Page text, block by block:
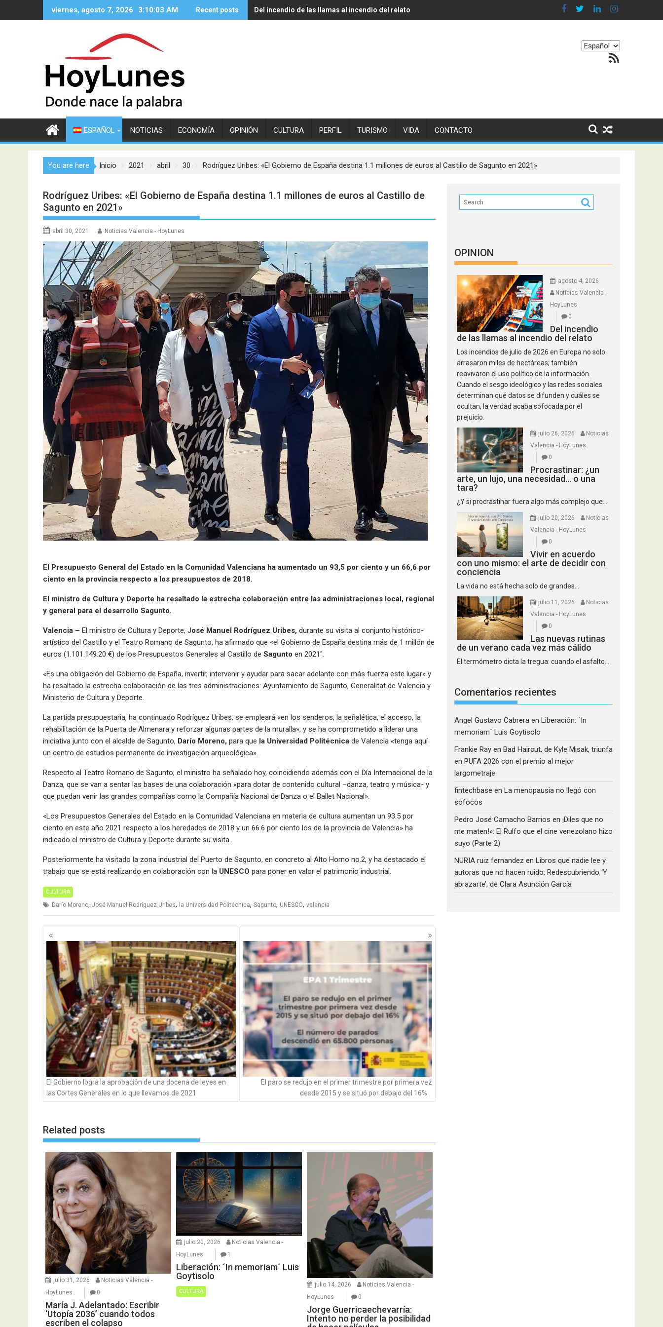
viernes, agosto 7, 2026 3:10:05 AM Recent posts Del incendio de las llamas al incendio del relato
Experto de Vithas explica cómo las olas de calor influyen en nuestro equilibrio emocional
Elegir
Feed RSS
ESPAÑOL NOTICIAS ECONOMÍA OPINIÓN CULTURA PERFIL TURISMO VIDA CONTACTO
You are here Inicio 2021 abril 30 Rodríguez Uribes: «El Gobierno de España destina 1.1 millones de euros al Castillo de Sagunto en 2021»
Rodríguez Uribes: «El Gobierno de España destina 1.1 millones de euros al Castillo de
Sagunto en 2021»
abril 30, 2021 Noticias Valencia - HoyLunes
El Presupuesto General del Estado en la Comunidad Valenciana ha aumentado un 93,5 por ciento y un 66,6 por
ciento en la provincia respecto a los presupuestos de 2018.
El ministro de Cultura y Deporte ha resaltado la estrecha colaboración entre las administraciones local, regional
y general para el desarrollo Sagunto.
Valencia – El ministro de Cultura y Deporte, José Manuel Rodríguez Uribes, durante su visita al conjunto histórico-
artístico del Castillo y el Teatro Romano de Sagunto, ha afirmado que «el Gobierno de España destina más de 1 millón de
euros (1.101.149.20 €) de los Presupuestos Generales al Castillo de Sagunto en 2021″.
«Es una obligación del Gobierno de España, invertir, intervenir y ayudar para sacar adelante con más fuerza este lugar» y
ha resaltado la estrecha colaboración de las tres administraciones: Ayuntamiento de Sagunto, Generalitat de Valencia y
Ministerio de Cultura y Deporte.
La partida presupuestaria, ha continuado Rodríguez Uribes, se empleará «en los senderos, la señalética, el acceso, la
rehabilitación de la Puerta de Almenara y reforzar algunas partes de la muralla», y se ha comprometido a liderar una
iniciativa junto con el alcalde de Sagunto, Darío Moreno, para que la Universidad Politécnica de Valencia «tenga aquí
un centro de estudios permanente de investigación arqueológica».
Respecto al Teatro Romano de Sagunto, el ministro ha señalado hoy, coincidiendo además con el Día Internacional de la
Danza, que se van a sentar las bases de una colaboración «para dotar de contenido cultural –danza, teatro y música- y
que puedan venir las grandes compañías como la Compañía Nacional de Danza o el Ballet Nacional».
«Los Presupuestos Generales del Estado en la Comunidad Valenciana en materia de cultura aumentan un 93.5 por
ciento en este año 2021 respecto a los heredados de 2018 y un 66.6 por ciento los de la provincia de Valencia» ha
indicado el ministro de Cultura y Deporte durante su visita.
Posteriormente ha visitado la zona industrial del Puerto de Sagunto, en concreto al Alto Horno no.2, y ha destacado el
trabajo que se está realizando en colaboración con la UNESCO para poner en valor el patrimonio industrial.
CULTURA
Darío Moreno, José Manuel Rodríguez Uribes, la Universidad Politécnica, Sagunto, UNESCO, valencia
Navegación
de
entradas
El Gobierno logra la aprobación de una docena de leyes en
las Cortes Generales en lo que llevamos de 2021
​​El paro se redujo en el primer trimestre por primera vez
desde 2015 y se situó por debajo del 16%
Related posts
julio 31, 2026
Noticias Valencia -
HoyLunes
0
María J. Adelantado: Escribir
‘Utopía 2036’ cuando todos
escriben el colapso
julio 20, 2026
Noticias Valencia -
HoyLunes
1
Liberación: ´In memoriam´ Luis
Goytisolo
CULTURA
julio 14, 2026
Noticias Valencia -
HoyLunes
0
Jorge Guerricaechevarría:
Intento no perder la posibilidad
OPINION
agosto 4, 2026
Noticias Valencia -
HoyLunes
0
Del incendio
de las llamas al incendio del relato
Los incendios de julio de 2026 en Europa no solo
arrasaron miles de hectáreas; también
reavivaron el uso político de la información.
Cuando el sesgo ideológico y las redes sociales
determinan qué datos se difunden y cuáles se
ocultan, la verdad acaba sofocada por el
prejuicio.
julio 26, 2026
Noticias
Valencia - HoyLunes
0
Procrastinar: ¿un
arte, un lujo, una necesidad… o una
tara?
¿Y si procrastinar fuera algo más complejo que...
julio 20, 2026
Noticias
Valencia - HoyLunes
0
Vivir en acuerdo
con uno mismo: el arte de decidir con
conciencia
La vida no está hecha solo de grandes...
julio 11, 2026
Noticias
Valencia - HoyLunes
0
Las nuevas rutinas
de un verano cada vez más cálido
El termómetro dicta la tregua: cuando el asfalto...
Comentarios recientes
Angel Gustavo Cabrera en Liberación: ´In
memoriam´ Luis Goytisolo
Frankie Ray en Bad Haircut, de Kyle Misak, triunfa
en PUFA 2026 con el premio al mejor
largometraje
fintechbase en La menopausia no llegó con
sofocos
Pedro José Camacho Barrios en ¡Diles que no
me maten!»: El Rulfo que el cine venezolano hizo
suyo (Parte 2)
NURIA ruiz fernandez en Libros que nadie lee y
autoras que no hacen ruido: Redescubriendo ‘Y
abrazarte’, de Clara Asunción García